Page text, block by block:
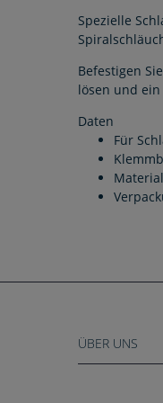
Spezielle
Befestigen
lösen und
Daten
Für
ÜBER UNS